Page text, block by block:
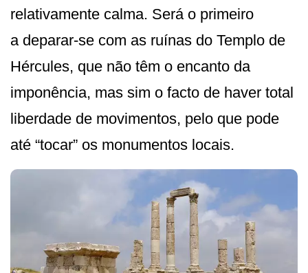
relativamente calma. Será o primeiro
a deparar-se com as ruínas do Templo de
Hércules, que não têm o encanto da
imponência, mas sim o facto de haver total
liberdade de movimentos, pelo que pode
até “tocar” os monumentos locais.